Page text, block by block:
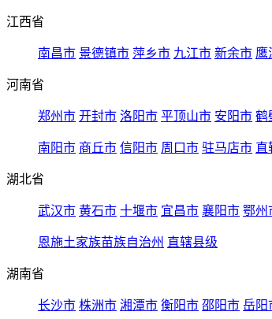
江西省
南昌市 景德镇市 萍乡市 九江市 新余市 鹰
河南省
郑州市 开封市 洛阳市 平顶山市 安阳市 鹤
南阳市 商丘市 信阳市 周口市 驻马店市 直
湖北省
武汉市 黄石市 十堰市 宜昌市 襄阳市 鄂州
恩施土家族苗族自治州 直辖县级
湖南省
长沙市 株洲市 湘潭市 衡阳市 邵阳市 岳阳